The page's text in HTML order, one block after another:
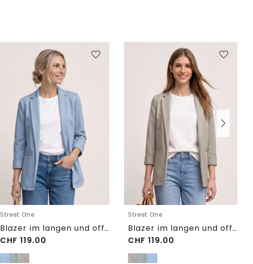
Street One
Blazer im langen und offenen Schnitt
CHF 119.00
Street One
Blazer im langen und offenen Schnitt
CHF 119.00